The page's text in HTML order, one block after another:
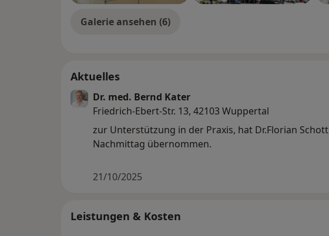
Galerie ansehen (6)
Aktuelles
Dr. med. Bernd Kater
Friedrich-Ebert-Str. 13, 42103 Wuppertal
zur Unterstützung in der Praxis, hat Dr.Florian Schott die Sprechstunde am
Nachmittag übernommen.
21/10/2025
Leistungen & Kosten